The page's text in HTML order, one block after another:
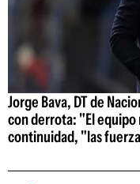
Jorge Bava, DT de
con derrota: "El equipo
continuidad, "las